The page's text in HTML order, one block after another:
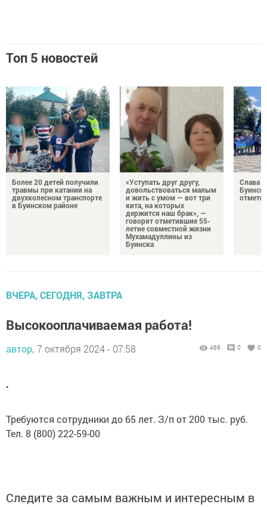
Топ 5 новостей
Более 20 детей получили
травмы при катании на
двухколесном транспорте
в Буинском районе
«Уступать друг другу,
довольствоваться малым
и жить с умом — вот три
кита, на которых
держится наш брак», —
говорят отметившие 55-
летие совместной жизни
Мухамадуллины из
Буинска
Слава
Буинск
ВЧЕРА, СЕГОДНЯ, ЗАВТРА
Высокооплачиваемая работа!
автор, 7 октября 2024 - 07:58 469 0 0
.
Требуются сотрудники до 65 лет. З/п от 200 тыс. руб.
Тел. 8 (800) 222-59-00
Следите за самым важным и интересным в